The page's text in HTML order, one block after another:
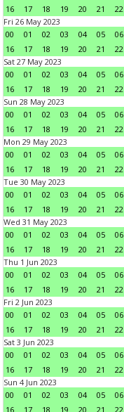
16
17 18 19 20 21 22
Fri 26 May 2023
00
01 02 03 04 05 06
16
17 18 19 20 21 22
Sat 27 May 2023
00
01 02 03 04 05 06
16
17 18 19 20 21 22
Sun 28 May 2023
00
01 02 03 04 05 06
16
17 18 19 20 21 22
Mon 29 May 2023
00
01 02 03 04 05 06
16
17 18 19 20 21 22
Tue 30 May 2023
00
01 02 03 04 05 06
16
17 18 19 20 21 22
Wed 31 May 2023
00
01 02 03 04 05 06
16
17 18 19 20 21 22
Thu 1 Jun 2023
00
01 02 03 04 05 06
16
17 18 19 20 21 22
Fri 2 Jun 2023
00
01 02 03 04 05 06
16
17 18 19 20 21 22
Sat 3 Jun 2023
00
01 02 03 04 05 06
16
17 18 19 20 21 22
Sun 4 Jun 2023
00
01 02 03 04 05 06
16
17 18 19 20 21 22